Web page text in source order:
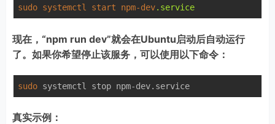
sudo systemctl start npm-dev.service
现在，“npm run dev”就会在Ubuntu启动后自动运行
了。如果你希望停止该服务，可以使用以下命令：
sudo systemctl stop npm-dev.service
真实示例：